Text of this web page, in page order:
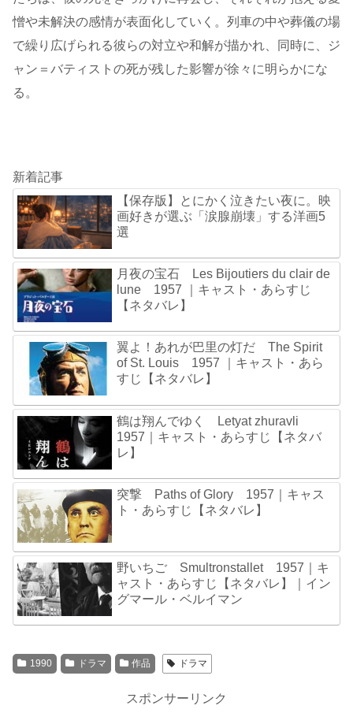
憎や未解決の感情が表面化していく。列車の中や葬儀の場
で繰り広げられる彼らの対立や和解が描かれ、同時に、ジ
ャン＝バティストの死が残した影響が徐々に明らかにな
る。
新着記事
【保存版】とにかく泣きたい夜に。映
画好きが選ぶ「涙腺崩壊」する洋画5
選
月夜の宝石 Les Bijoutiers du clair de
lune 1957 ｜キャスト・あらすじ
【ネタバレ】
翼よ！あれが巴里の灯だ The Spirit
of St. Louis 1957 ｜キャスト・あら
すじ【ネタバレ】
鶴は翔んでゆく Letyat zhuravli
1957｜キャスト・あらすじ【ネタバ
レ】
突撃 Paths of Glory 1957｜キャス
ト・あらすじ【ネタバレ】
野いちご Smultronstallet 1957｜キ
ャスト・あらすじ【ネタバレ】｜イン
グマール・ベルイマン
1990 ドラマ 作品 ドラマ
スポンサーリンク